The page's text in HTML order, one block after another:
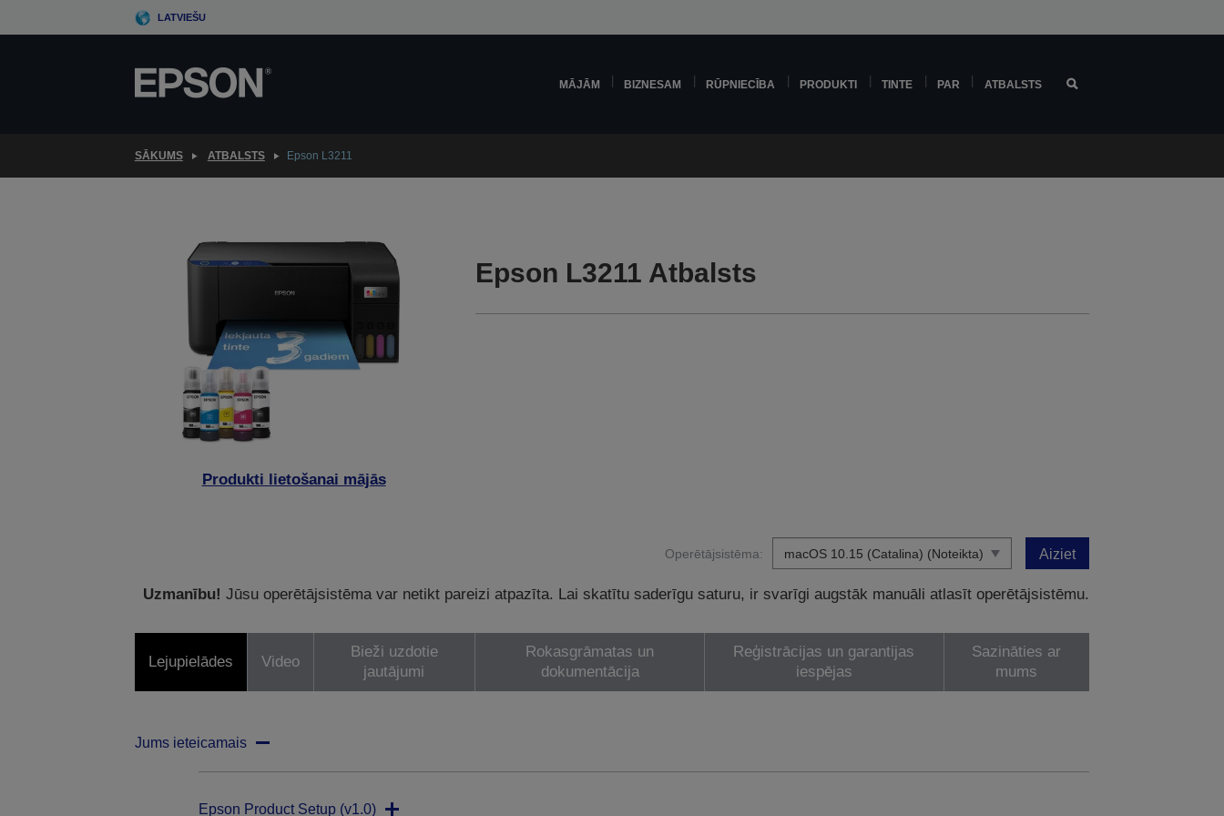
to
LATVIEŠU
MĀJĀM BIZNESAM RŪPNIECĪBA PRODUKTI TINTE PAR ATBALSTS
SĀKUMS ATBALSTS Epson L3211
Produkti lietošanai mājās
Epson L3211 Atbalsts
Operētājsistēma: Aiziet
Uzmanību! Jūsu operētājsistēma var netikt pareizi atpazīta. Lai skatītu saderīgu saturu, ir svarīgi augstāk manuāli atlasīt operētājsistēmu.
Lejupielādes Video
Bieži uzdotie
jautājumi
Rokasgrāmatas un
dokumentācija
Reģistrācijas un garantijas
iespējas
Sazināties ar
mums
Jums ieteicamais
Epson Product Setup (v1.0)